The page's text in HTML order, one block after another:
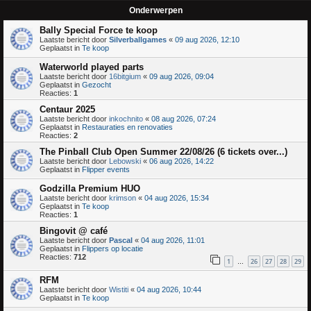
Onderwerpen
Bally Special Force te koop
Laatste bericht door Silverballgames « 09 aug 2026, 12:10
Geplaatst in Te koop
Waterworld played parts
Laatste bericht door 16bitgium « 09 aug 2026, 09:04
Geplaatst in Gezocht
Reacties: 1
Centaur 2025
Laatste bericht door inkochnito « 08 aug 2026, 07:24
Geplaatst in Restauraties en renovaties
Reacties: 2
The Pinball Club Open Summer 22/08/26 (6 tickets over...)
Laatste bericht door Lebowski « 06 aug 2026, 14:22
Geplaatst in Flipper events
Godzilla Premium HUO
Laatste bericht door krimson « 04 aug 2026, 15:34
Geplaatst in Te koop
Reacties: 1
Bingovit @ café
Laatste bericht door Pascal « 04 aug 2026, 11:01
Geplaatst in Flippers op locatie
Reacties: 712 1 … 26 27 28 29
RFM
Laatste bericht door Wistiti « 04 aug 2026, 10:44
Geplaatst in Te koop